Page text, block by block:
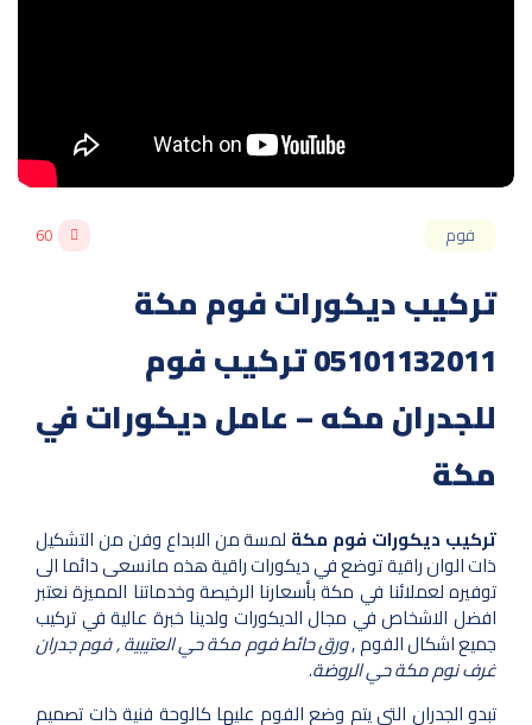
فوم 60
تركيب ديكورات فوم مكة
05101132011 تركيب فوم
للجدران مكه – عامل ديكورات في
مكة
تركيب ديكورات فوم مكة لمسة من الابداع وفن من التشكيل
ذات الوان راقية توضع في ديكورات راقية هذه مانسعى دائما الى
توفيره لعملائنا في مكة بأسعارنا الرخيصة وخدماتنا المميزة نعتبر
افضل الاشخاص في مجال الديكورات ولدينا خبرة عالية في تركيب
جميع اشكال الفوم ,ورق حائط فوم مكة حي العتيبية , فوم جدران
غرف نوم مكة حي الروضة.
تبدو الجدران التي يتم وضع الفوم عليها كالوحة فنية ذات تصميم